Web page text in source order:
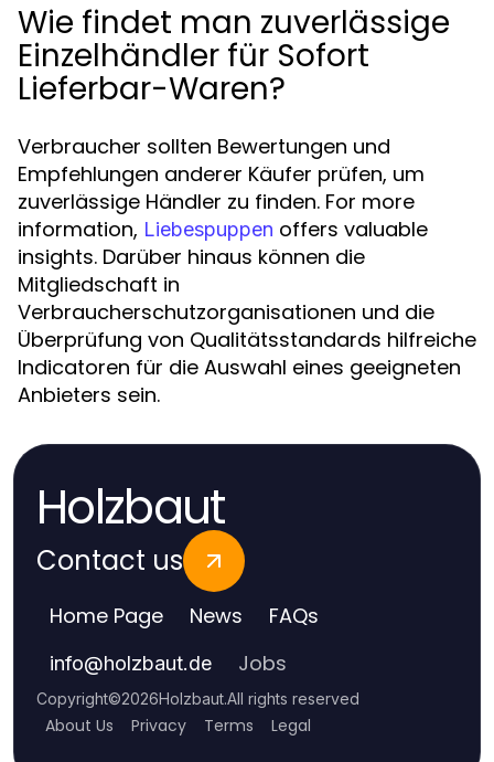
Wie findet man zuverlässige
Einzelhändler für Sofort
Lieferbar-Waren?
Verbraucher sollten Bewertungen und
Empfehlungen anderer Käufer prüfen, um
zuverlässige Händler zu finden. For more
information, Liebespuppen offers valuable
insights. Darüber hinaus können die
Mitgliedschaft in
Verbraucherschutzorganisationen und die
Überprüfung von Qualitätsstandards hilfreiche
Indicatoren für die Auswahl eines geeigneten
Anbieters sein.
Holzbaut
Contact us
Home Page News FAQs
info@holzbaut.de Jobs
Copyright©2026Holzbaut.All rights reserved
About Us Privacy Terms Legal